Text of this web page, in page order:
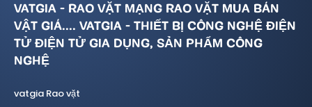
VATGIA - RAO VẶT MẠNG RAO VẶT MUA BÁN
VẬT GIÁ.... VATGIA - THIẾT BỊ CÔNG NGHỆ ĐIỆN
TỬ ĐIỆN TỬ GIA DỤNG, SẢN PHẨM CÔNG
NGHỆ
vatgia Rao vặt